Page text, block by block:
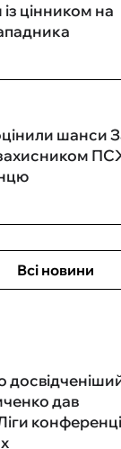
цінником на
шанси
Всі новини
дав